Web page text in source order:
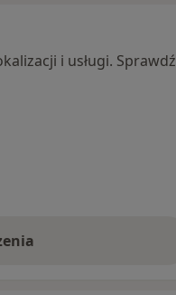
i usługi. Sprawdź